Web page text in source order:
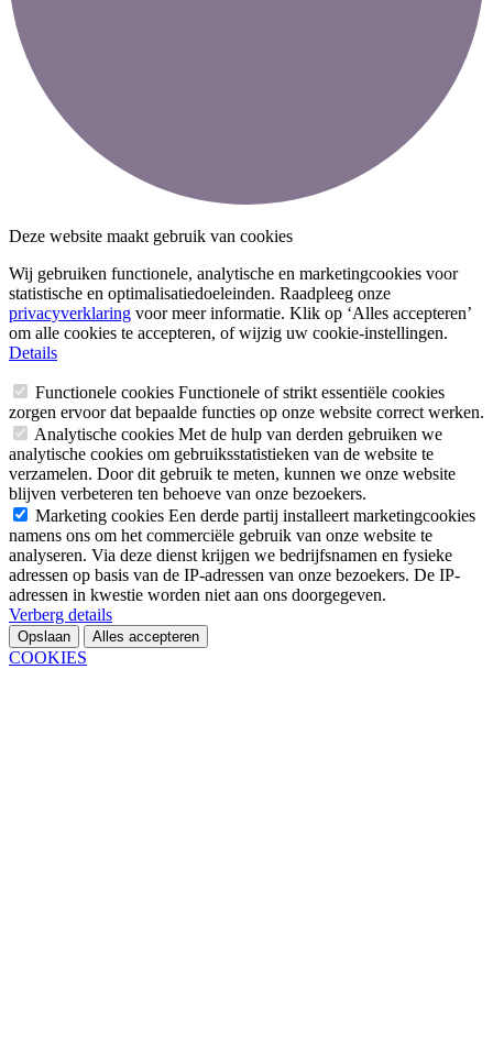
Deze website maakt gebruik van cookies
Wij gebruiken functionele, analytische en marketingcookies voor
statistische en optimalisatiedoeleinden. Raadpleeg onze
privacyverklaring voor meer informatie. Klik op ‘Alles accepteren’
om alle cookies te accepteren, of wijzig uw cookie-instellingen.
Details
Functionele cookies Functionele of strikt essentiële cookies
zorgen ervoor dat bepaalde functies op onze website correct werken.
Analytische cookies Met de hulp van derden gebruiken we
analytische cookies om gebruiksstatistieken van de website te
verzamelen. Door dit gebruik te meten, kunnen we onze website
blijven verbeteren ten behoeve van onze bezoekers.
Marketing cookies Een derde partij installeert marketingcookies
namens ons om het commerciële gebruik van onze website te
analyseren. Via deze dienst krijgen we bedrijfsnamen en fysieke
adressen op basis van de IP-adressen van onze bezoekers. De IP-
adressen in kwestie worden niet aan ons doorgegeven.
Verberg details
Opslaan Alles accepteren
COOKIES